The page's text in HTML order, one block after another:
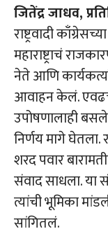
जितेंद्र जाधव,
राष्ट्रवादी
महाराष्ट्राचं
नेते आणि
आवाहन केलं. एवढच
उपोषणालाही
निर्णय मागे घेतला.
शरद पवार
संवाद साधला. या
त्यांची भूमिका
सांगितलं.